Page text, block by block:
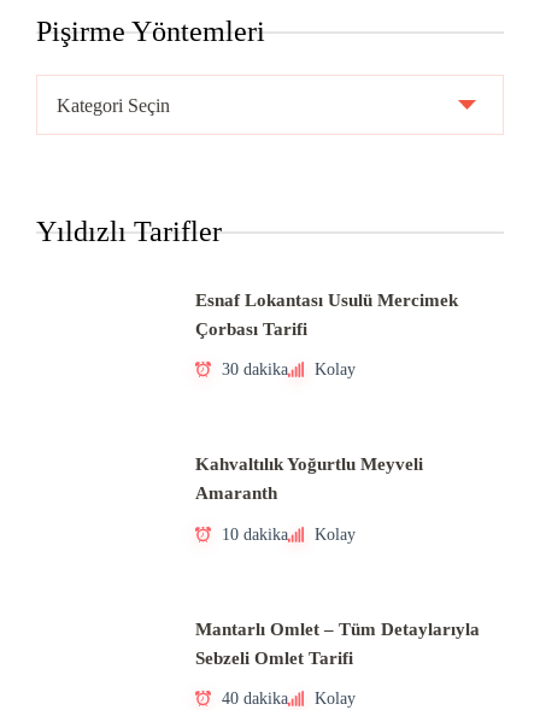
Pişirme Yöntemleri
Yöntemleri
Yıldızlı Tarifler
Esnaf Lokantası Usulü Mercimek
Çorbası Tarifi
30 dakika Kolay
Kahvaltılık Yoğurtlu Meyveli
Amaranth
10 dakika Kolay
Mantarlı Omlet – Tüm Detaylarıyla
Sebzeli Omlet Tarifi
40 dakika Kolay